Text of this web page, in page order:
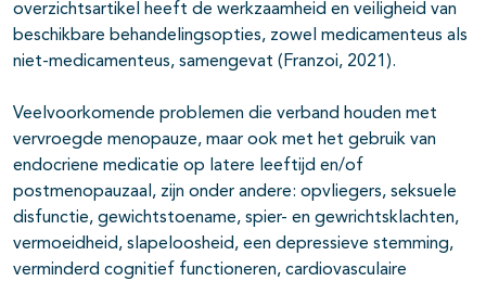
overzichtsartikel heeft de werkzaamheid en veiligheid van
beschikbare behandelingsopties, zowel medicamenteus als
niet-medicamenteus, samengevat (Franzoi, 2021).
Veelvoorkomende problemen die verband houden met
vervroegde menopauze, maar ook met het gebruik van
endocriene medicatie op latere leeftijd en/of
postmenopauzaal, zijn onder andere: opvliegers, seksuele
disfunctie, gewichtstoename, spier- en gewrichtsklachten,
vermoeidheid, slapeloosheid, een depressieve stemming,
verminderd cognitief functioneren, cardiovasculaire